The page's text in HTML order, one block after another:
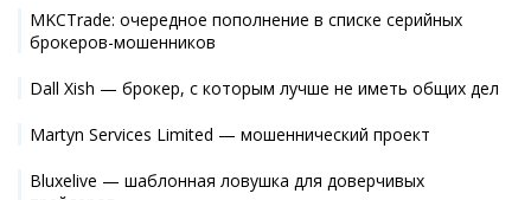
MKCTrade: очередное пополнение в списке серийных
брокеров-мошенников
Dall Xish — брокер, с которым лучше не иметь общих дел
Martyn Services Limited — мошеннический проект
Bluxelive — шаблонная ловушка для доверчивых